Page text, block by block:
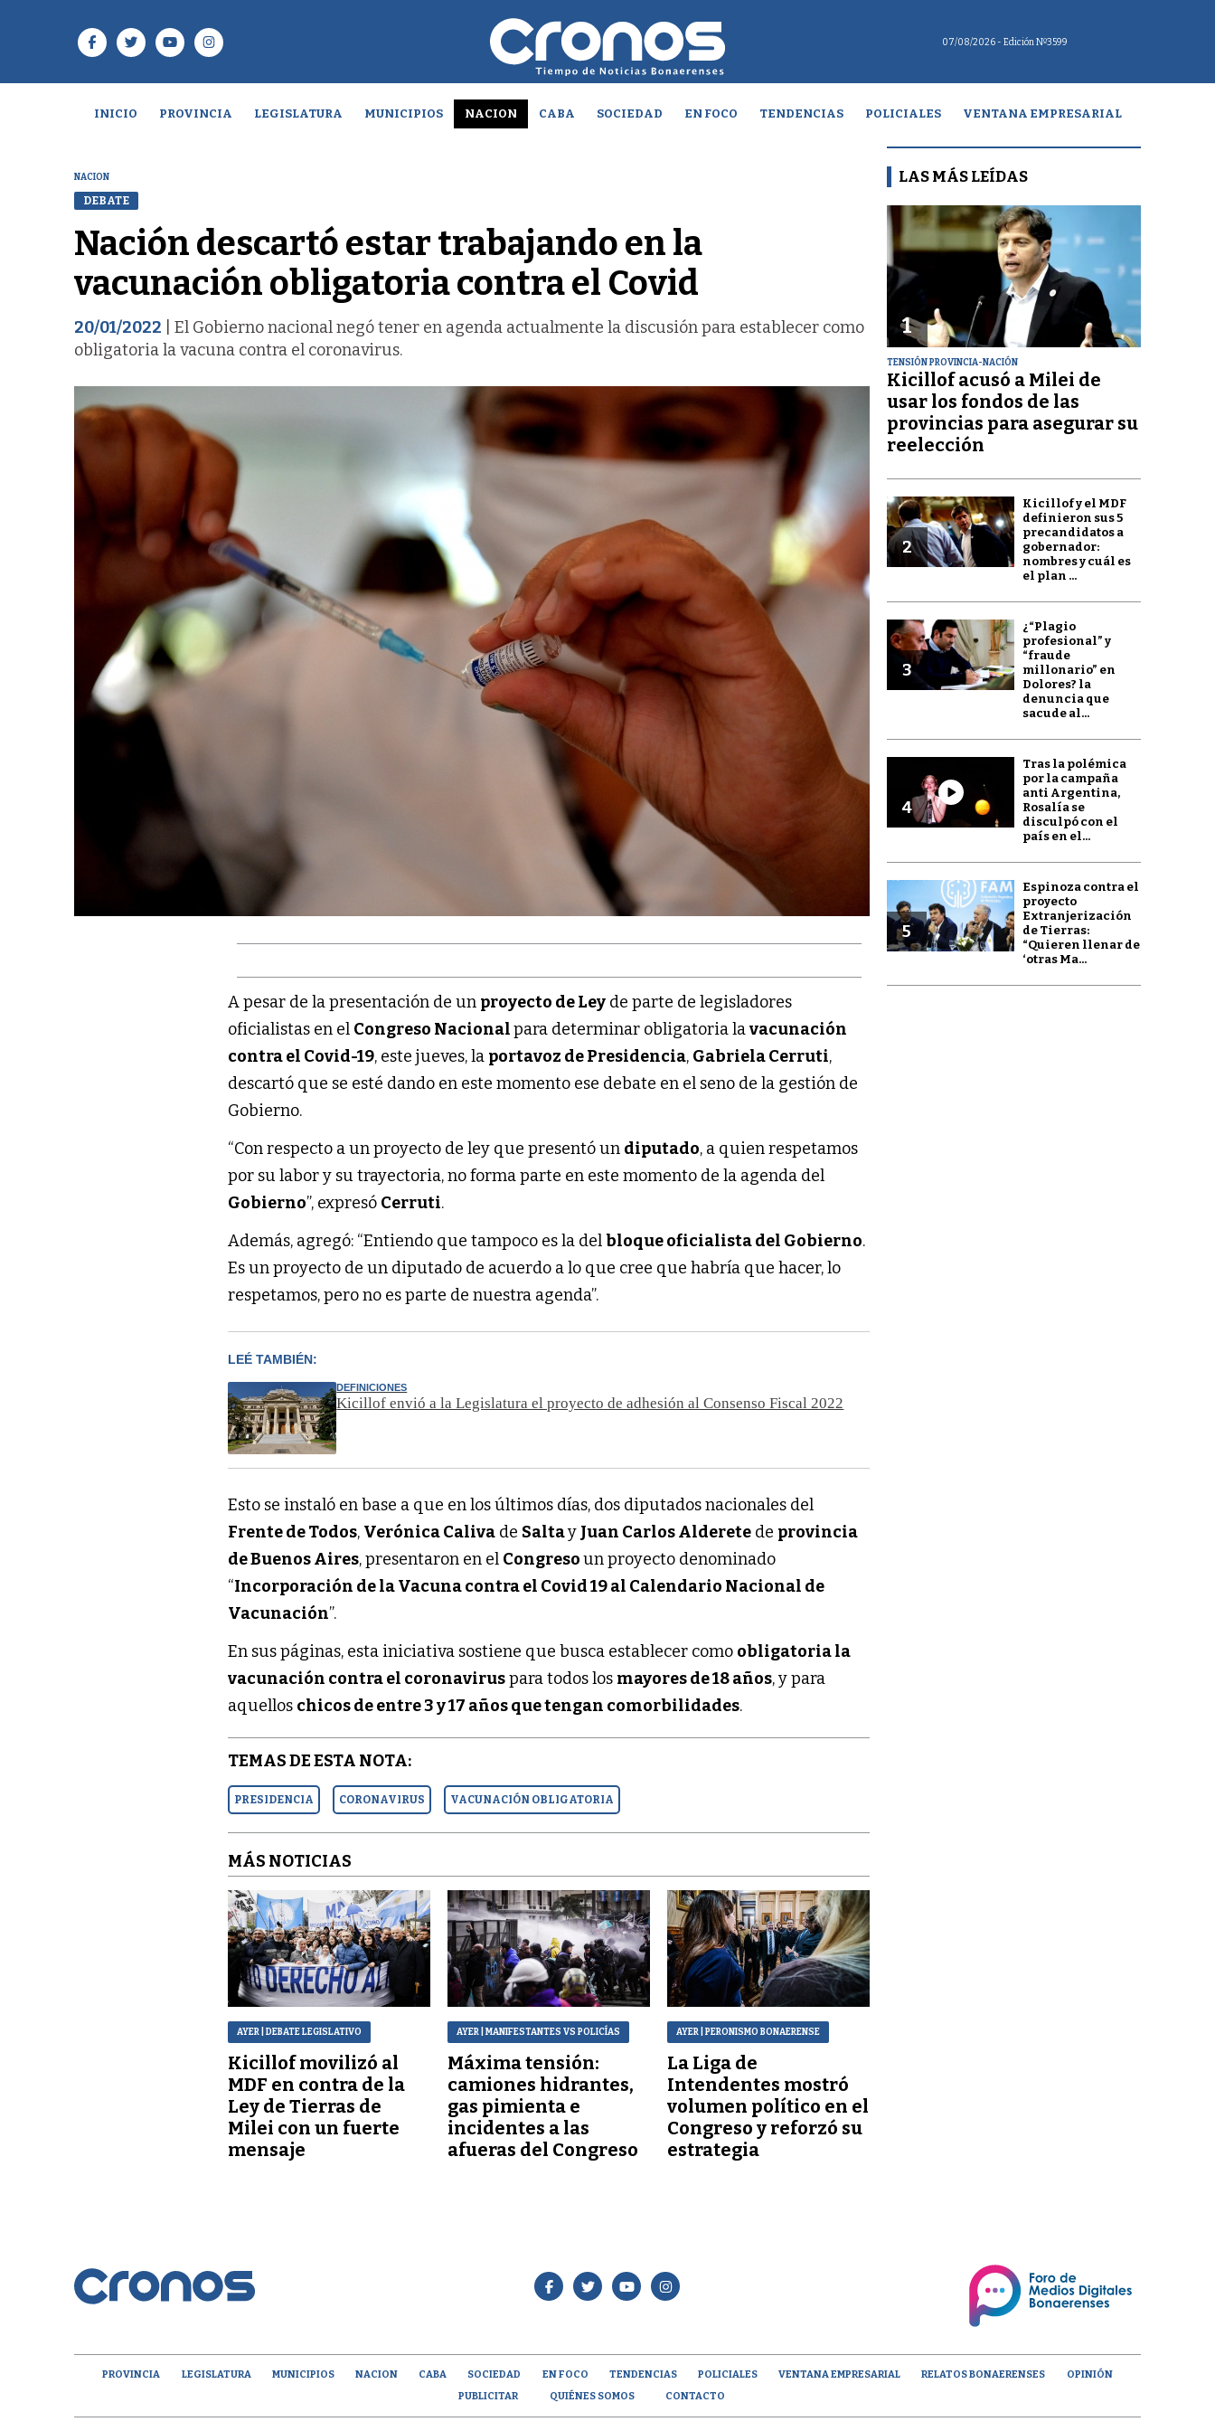
07/08/2026 - Edición Nº3599
INICIO PROVINCIA LEGISLATURA MUNICIPIOS NACION CABA SOCIEDAD EN FOCO TENDENCIAS POLICIALES VENTANA EMPRESARIAL
NACION
DEBATE
Nación descartó estar trabajando en la
vacunación obligatoria contra el Covid
20/01/2022 | El Gobierno nacional negó tener en agenda actualmente la discusión para establecer como
obligatoria la vacuna contra el coronavirus.
A pesar de la presentación de un proyecto de Ley de parte de legisladores
oficialistas en el Congreso Nacionalpara determinar obligatoria lavacunación
contra el Covid-19, este jueves, la portavoz de Presidencia, Gabriela Cerruti,
descartó que se esté dando en este momento ese debate en el seno de la gestión de
Gobierno.
“Con respecto a un proyecto de ley que presentó un diputado, a quien respetamos
por su labor y su trayectoria, no forma parte en este momento de la agenda del
Gobierno”, expresó Cerruti.
Además, agregó: “Entiendo que tampoco es la delbloque oficialista del Gobierno.
Es un proyecto de un diputado de acuerdo a lo que cree que habría que hacer, lo
respetamos, pero no es parte de nuestra agenda”.
LEÉ TAMBIÉN:
DEFINICIONES
Kicillof envió a la Legislatura el proyecto de adhesión al Consenso Fiscal 2022
Esto se instaló en base a que en los últimos días, dos diputados nacionales del
Frente de Todos, Verónica Caliva de Saltay Juan Carlos Alderete de provincia
de Buenos Aires, presentaron en el Congresoun proyecto denominado
“Incorporación de la Vacuna contra el Covid 19 al Calendario Nacional de
Vacunación”.
En sus páginas, esta iniciativa sostiene que busca establecer como obligatoria la
vacunación contra el coronaviruspara todos los mayores de 18 años, y para
aquellos chicos de entre 3 y 17 años que tengan comorbilidades.
TEMAS DE ESTA NOTA:
PRESIDENCIA CORONAVIRUS VACUNACIÓN OBLIGATORIA
MÁS NOTICIAS
AYER | DEBATE LEGISLATIVO
Kicillof movilizó al
MDF en contra de la
Ley de Tierras de
Milei con un fuerte
mensaje
AYER | MANIFESTANTES VS POLICÍAS
Máxima tensión:
camiones hidrantes,
gas pimienta e
incidentes a las
afueras del Congreso
AYER | PERONISMO BONAERENSE
La Liga de
Intendentes mostró
volumen político en el
Congreso y reforzó su
estrategia
LAS MÁS LEÍDAS
1
TENSIÓN PROVINCIA-NACIÓN
Kicillof acusó a Milei de
usar los fondos de las
provincias para asegurar su
reelección
2
Kicillof y el MDF
definieron sus 5
precandidatos a
gobernador:
nombres y cuál es
el plan ...
3
¿“Plagio
profesional” y
“fraude
millonario” en
Dolores? la
denuncia que
sacude al...
4
Tras la polémica
por la campaña
anti Argentina,
Rosalía se
disculpó con el
país en el...
5
Espinoza contra el
proyecto
Extranjerización
de Tierras:
“Quieren llenar de
‘otras Ma...
PROVINCIA LEGISLATURA MUNICIPIOS NACION CABA SOCIEDAD EN FOCO TENDENCIAS POLICIALES VENTANA EMPRESARIAL RELATOS BONAERENSES
OPINIÓN
PUBLICITAR
QUIÉNES SOMOS CONTACTO